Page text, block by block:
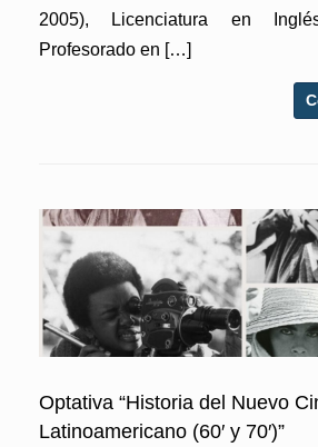
2005), Licenciatura en
Profesorado en […]
Optativa “Historia del Nuevo
Latinoamericano (60′ y 70′)”